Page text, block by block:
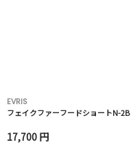
EVRIS
フェイクファーフードショートN-2B
17,700 円